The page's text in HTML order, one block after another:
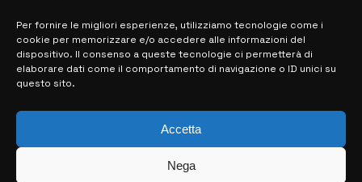
Per fornire le migliori esperienze, utilizziamo tecnologie come i
cookie per memorizzare e/o accedere alle informazioni del
dispositivo. Il consenso a queste tecnologie ci permetterà di
elaborare dati come il comportamento di navigazione o ID unici su
questo sito.
Accetta
Nega
MAPPA DEL SITO
> NOTIZIE
> CONTATTI